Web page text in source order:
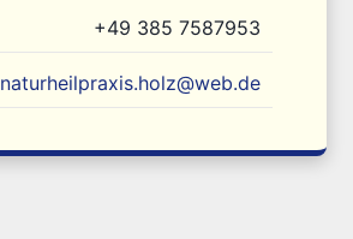
+49 385 7587953
naturheilpraxis.holz@web.de